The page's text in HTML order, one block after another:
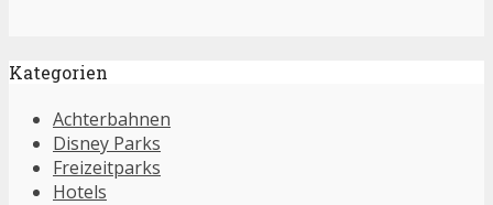
Kategorien
Achterbahnen
Disney Parks
Freizeitparks
Hotels